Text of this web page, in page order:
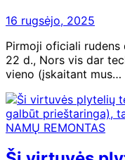
16 rugsėjo, 2025
Pirmoji oficiali rudens
22 d., Nors vis dar
vieno (įskaitant mus…
NAMŲ REMONTAS